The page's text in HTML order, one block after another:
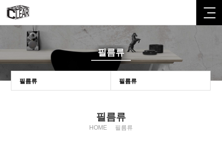
필름류
필름류 필름류
필름류
HOME 필름류